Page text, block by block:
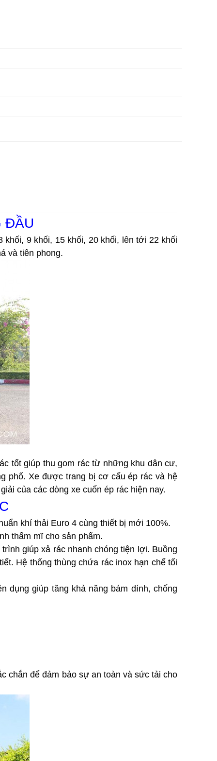
ĐẦU
khối, 9 khối, 15 khối, 20 khối, lên tới 22 khối
và tiên phong.
tốt giúp thu gom rác từ những khu dân cư,
phố. Xe được trang bị cơ cấu ép rác và hệ
của các dòng xe cuốn ép rác hiện nay.
khí thải Euro 4 cùng thiết bị mới 100%.
thẩm mĩ cho sản phẩm.
giúp xả rác nhanh chóng tiện lợi. Buồng
Hệ thống thùng chứa rác inox hạn chế tối
dụng giúp tăng khả năng bám dính, chống
chắn để đảm bảo sự an toàn và sức tải cho